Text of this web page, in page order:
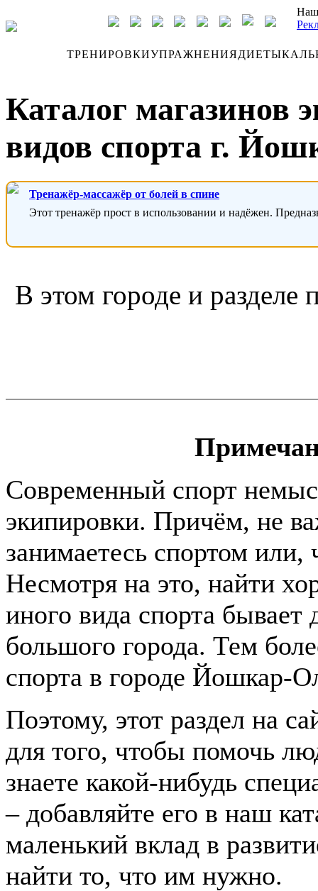
ТРЕНИРОВКИУПРАЖНЕНИЯДИЕТЫ
Каталог магазинов
видов спорта г.
Тренажёр-массажёр от болей в спине
Этот тренажёр прост в использовании и надёжен.
В этом городе и разделе
Современный спорт
экипировки. Причём, не
занимаетесь спортом или,
Несмотря на это, найти
иного вида спорта
большого города. Тем
спорта в городе Йошкар-
Поэтому, этот раздел на
для того, чтобы помочь
знаете какой-нибудь
– добавляйте его в наш
маленький вклад в
найти то, что им нужно.